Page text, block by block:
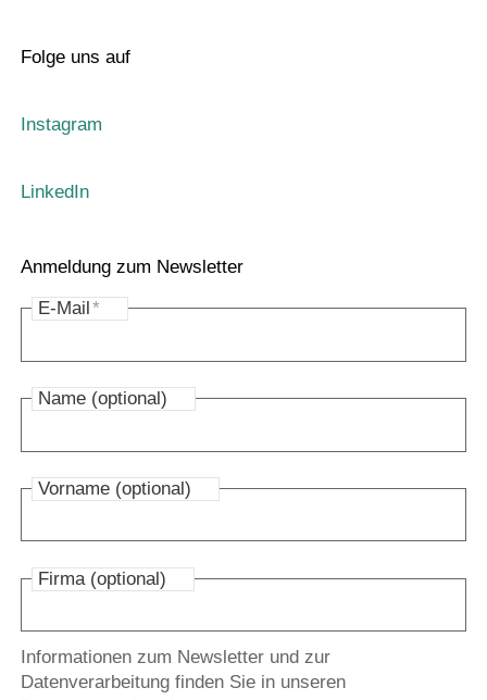
Folge uns auf
Instagram
LinkedIn
Anmeldung zum Newsletter
E-Mail*
Name (optional)
Vorname (optional)
Firma (optional)
Informationen zum Newsletter und zur
Datenverarbeitung finden Sie in unseren